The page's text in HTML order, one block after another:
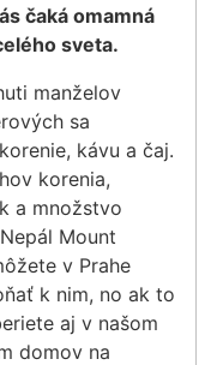
čaká omamná
sveta.
manželov
sa
kávu a čaj.
korenia,
a množstvo
Mount
v Prahe
k nim, no ak to
aj v našom
domov na